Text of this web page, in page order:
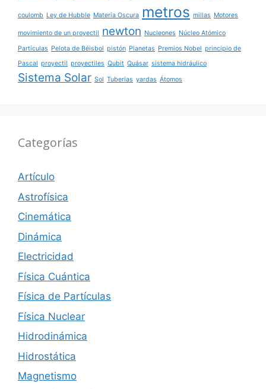
coulomb Ley de Hubble Materia Oscura metros millas Motores
movimiento de un proyectil newton Nucleones Núcleo Atómico
Partículas Pelota de Béisbol pistón Planetas Premios Nobel principio de
Pascal proyectil proyectiles Qubit Quásar sistema hidráulico
Sistema Solar Sol Tuberías yardas Átomos
Categorías
Artículo
Astrofísica
Cinemática
Dinámica
Electricidad
Física Cuántica
Física de Partículas
Física Nuclear
Hidrodinámica
Hidrostática
Magnetismo